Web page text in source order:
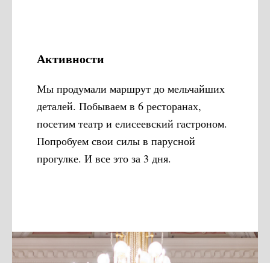
Активности
Мы продумали маршрут до мельчайших
деталей. Побываем в 6 ресторанах,
посетим театр и елисеевский гастроном.
Попробуем свои силы в парусной
прогулке. И все это за 3 дня.